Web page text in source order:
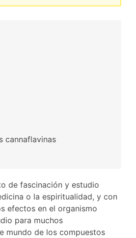
cannaflavinas
de fascinación y estudio
o la espiritualidad, y con
efectos en el organismo
para muchos
mundo de los compuestos